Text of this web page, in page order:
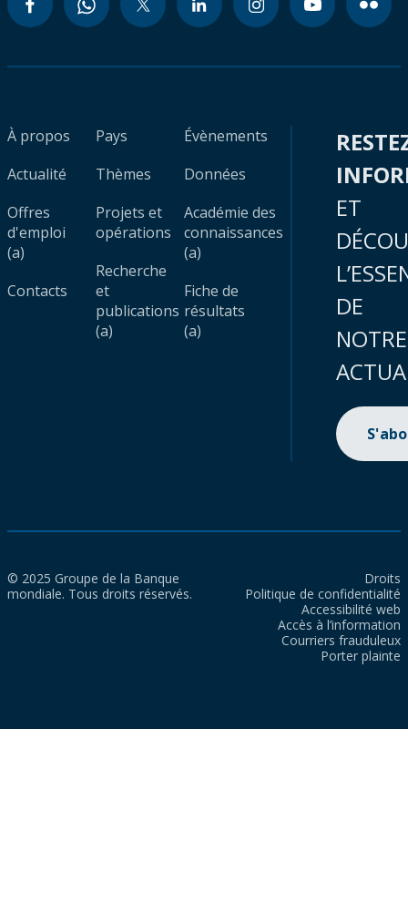
À propos
Actualité
Offres
d'emploi
(a)
Contacts
Pays
Thèmes
Projets et
opérations
Recherche
et
publications
(a)
Évènements
Données
Académie des
connaissances
(a)
Fiche de
résultats
(a)
ET
DE
NOTRE
© 2025 Groupe de la Banque
mondiale. Tous droits réservés.
Droits
Politique de confidentialité
Accessibilité web
Accès à l’information
Courriers frauduleux
Porter plainte